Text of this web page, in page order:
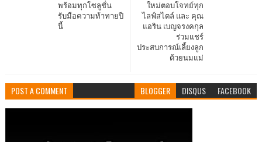
ใหม่ตอบโจทย์ทุก
ไลฟ์สไตล์ และ คุณ
แอริน เบญจรงคกุล
ร่วมแชร์
ประสบการณ์เลี้ยงลูก
ด้วยนมแม่
พร้อมทุกโซลูชั่น
รับมือความท้าทายปี
นี้
POST A COMMENT BLOGGER DISQUS FACEBOOK